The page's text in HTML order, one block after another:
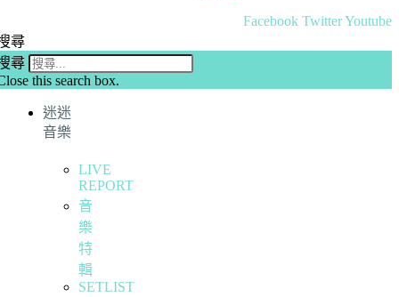
Facebook TwitterYoutube
尋
尋
this search box.
迷迷
音樂
LIVE
REPORT
音
樂
特
輯
SETLIST